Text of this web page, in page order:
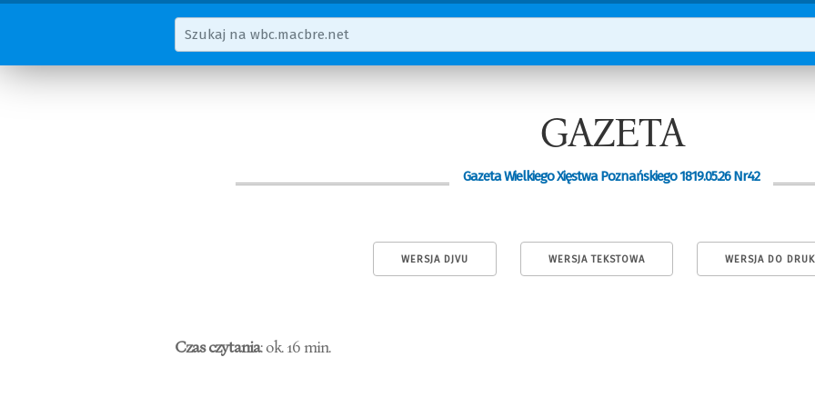
GAZETA
Gazeta Wielkiego Xięstwa Poznańskiego 1819.05.26 Nr42
WERSJA DJVU WERSJA TEKSTOWA WERSJA DO
Czas czytania: ok. 16 min.